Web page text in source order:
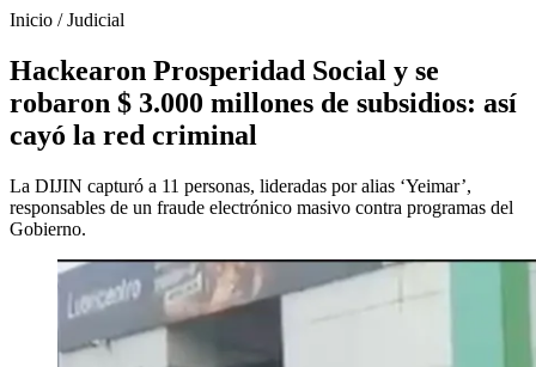
Inicio /Judicial
Hackearon Prosperidad Social y se
robaron $ 3.000 millones de subsidios: así
cayó la red criminal
La DIJIN capturó a 11 personas, lideradas por alias ‘Yeimar’,
responsables de un fraude electrónico masivo contra programas del
Gobierno.